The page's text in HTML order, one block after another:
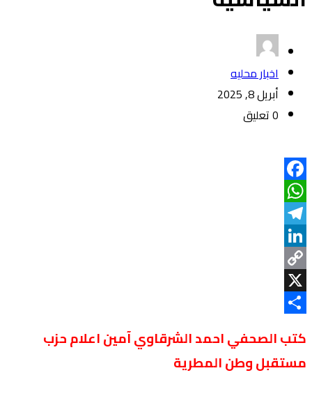
اخبار محليه
أبريل 8, 2025
0 تعليق
Facebook
WhatsApp
Telegram
LinkedIn
Copy
LinkX
كتب الصحفي احمد الشرقاوي آمين اعلام حزب
مستقبل وطن المطرية